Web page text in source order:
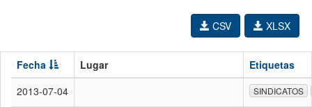
XLSX
CSV
Fecha Lugar
Etiquetas
2013-07-04
SINDICATOS